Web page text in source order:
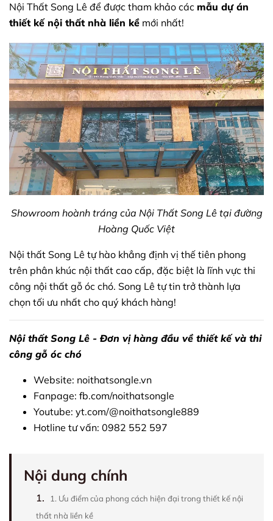
Nội Thất Song Lê để được tham khảo các mẫu dự án
thiết kế nội thất nhà liền kề mới nhất!
Showroom hoành tráng của Nội Thất Song Lê tại đường
Hoàng Quốc Việt
Nội thất Song Lê tự hào khẳng định vị thế tiên phong
trên phân khúc nội thất cao cấp, đặc biệt là lĩnh vực thi
công nội thất gỗ óc chó. Song Lê tự tin trở thành lựa
chọn tối ưu nhất cho quý khách hàng!
Nội thất Song Lê - Đơn vị hàng đầu về thiết kế và thi
công gỗ óc chó
Website: noithatsongle.vn
Fanpage: fb.com/noithatsongle
Youtube: yt.com/@noithatsongle889
Hotline tư vấn: 0982 552 597
Nội dung chính
1.
1. Ưu điểm của phong cách hiện đại trong thiết kế nội
thất nhà liền kề